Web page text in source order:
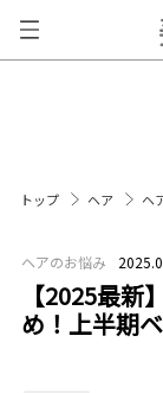
トップ ヘア ヘ
ヘアのお悩み
【2025最
め！上半期